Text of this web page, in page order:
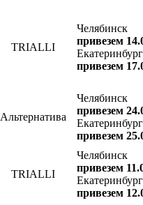
TRIALLI
Челябинск
привезем
Екатеринбург
привезем
Альтернатива
Челябинск
привезем
Екатеринбург
привезем
TRIALLI
Челябинск
привезем
Екатеринбург
привезем